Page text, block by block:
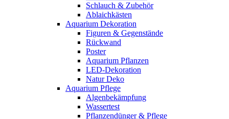
Schlauch & Zubehör
Ablaichkästen
Aquarium Dekoration
Figuren & Gegenstände
Rückwand
Poster
Aquarium Pflanzen
LED-Dekoration
Natur Deko
Aquarium Pflege
Algenbekämpfung
Wassertest
Pflanzendünger & Pflege